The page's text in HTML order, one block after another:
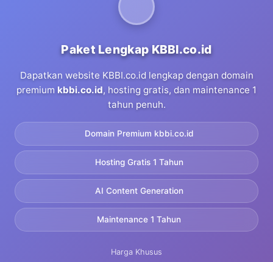
Paket Lengkap KBBI.co.id
Dapatkan website KBBI.co.id lengkap dengan domain
premium kbbi.co.id, hosting gratis, dan maintenance 1
tahun penuh.
Domain Premium kbbi.co.id
Hosting Gratis 1 Tahun
AI Content Generation
Maintenance 1 Tahun
Harga Khusus